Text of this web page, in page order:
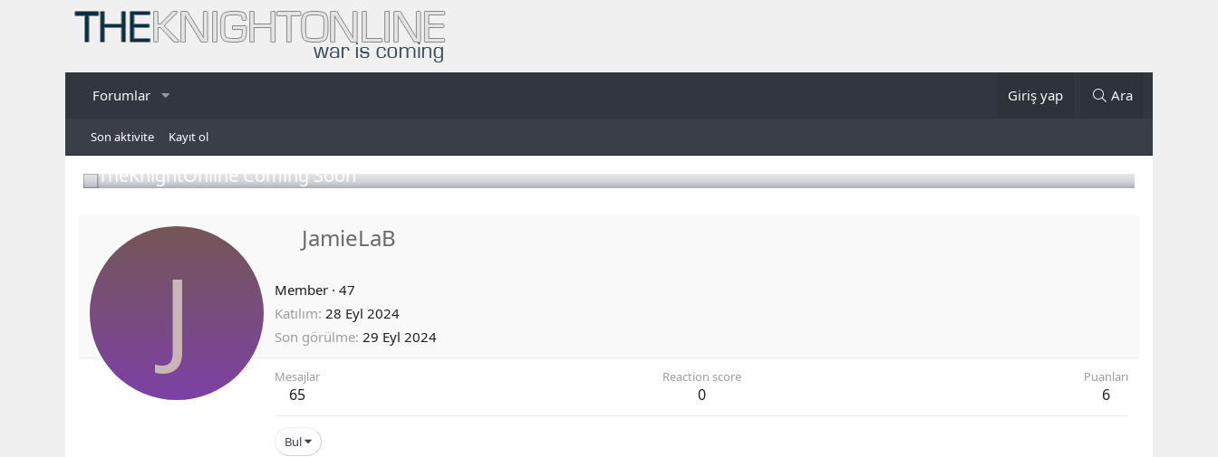
Forumlar Giriş yap Ara
Son aktivite Kayıt ol
TheKnightOnline Coming Soon
J
JamieLaB
Member · 47
Katılım 28 Eyl 2024
Son görülme 29 Eyl 2024
Mesajlar
65
Reaction score
0
Puanları
6
Bul